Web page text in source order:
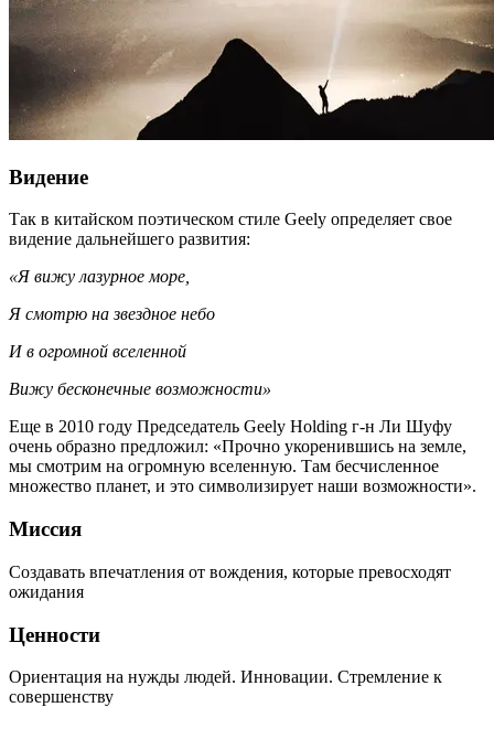
Видение
Так в китайском поэтическом стиле Geely определяет свое
видение дальнейшего развития:
«Я вижу лазурное море,
Я смотрю на звездное небо
И в огромной вселенной
Вижу бесконечные возможности»
Еще в 2010 году Председатель Geely Holding г-н Ли Шуфу
очень образно предложил: «Прочно укоренившись на земле,
мы смотрим на огромную вселенную. Там бесчисленное
множество планет, и это символизирует наши возможности».
Миссия
Создавать впечатления от вождения, которые превосходят
ожидания
Ценности
Ориентация на нужды людей. Инновации. Стремление к
совершенству